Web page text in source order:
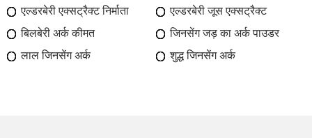
एल्डरबेरी एक्सट्रैक्ट निर्माता
एल्डरबेरी जूस एक्सट्रैक्ट
बिलबेरी अर्क कीमत
जिनसेंग जड़ का अर्क पाउडर
लाल जिनसेंग अर्क
शुद्ध जिनसेंग अर्क